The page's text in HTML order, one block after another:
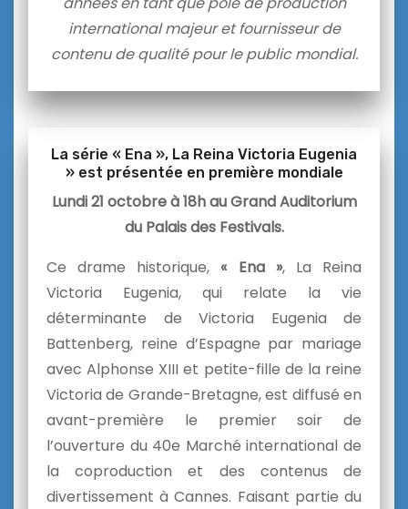
international majeur et fournisseur de
contenu de qualité pour le public mondial.
La série « Ena », La Reina Victoria Eugenia
» est présentée en première mondiale
Lundi 21 octobre à 18h au Grand Auditorium
du Palais des Festivals.
Ce drame historique,« Ena », La Reina
Victoria Eugenia, qui relate la vie
déterminante de Victoria Eugenia de
Battenberg, reine d’Espagne par mariage
avec Alphonse XIII et petite-fille de la reine
Victoria de Grande-Bretagne, est diffusé en
avant-première le premier soir de
l’ouverture du 40e Marché international de
la coproduction et des contenus de
divertissement à Cannes. Faisant partie du